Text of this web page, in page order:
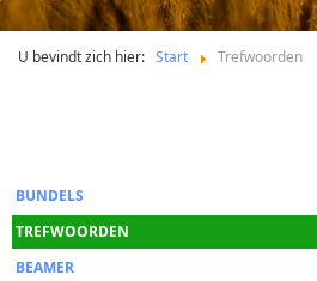
U bevindt zich hier: Start Trefwoorden
BUNDELS
TREFWOORDEN
BEAMER